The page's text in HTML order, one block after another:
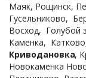
Маяк, Рощинск,
Гусельниково,
Восход,  Голубой
Криводановка,
Новокаменка